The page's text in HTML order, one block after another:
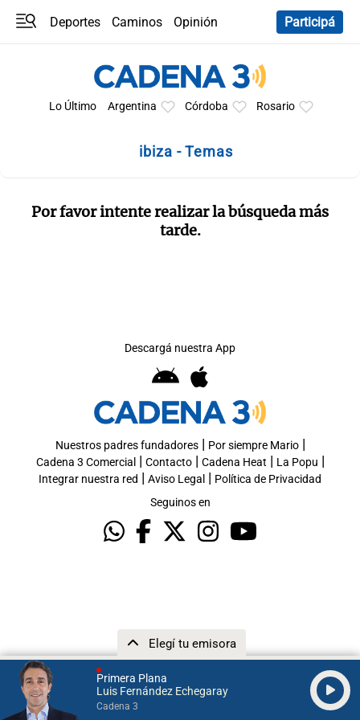
Primera Plana
Luis Fernández Echegaray
Cadena 3
Elegí tu emisora
Deportes Caminos
Opinión
Participá
Lo Último Argentina Córdoba Rosario
ibiza - Temas
Por favor intente realizar la búsqueda más
tarde.
Descargá nuestra App
Nuestros padres fundadores| Por siempre Mario|
Cadena 3 Comercial | Contacto| Cadena Heat | La Popu |
Integrar nuestra red | Aviso Legal | Política de Privacidad
Seguinos en